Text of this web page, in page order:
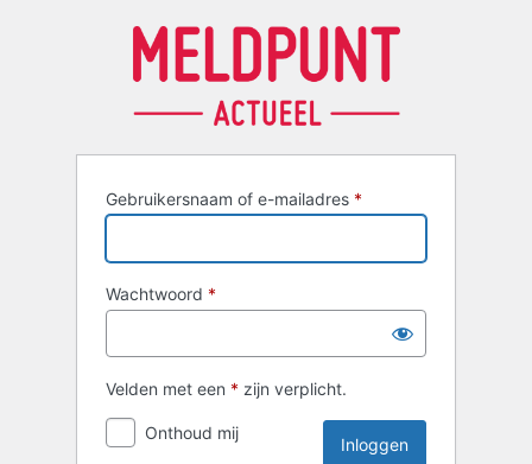
Gebruikersnaam of e-mailadres *
Wachtwoord *
Velden met een * zijn verplicht.
Onthoud mij